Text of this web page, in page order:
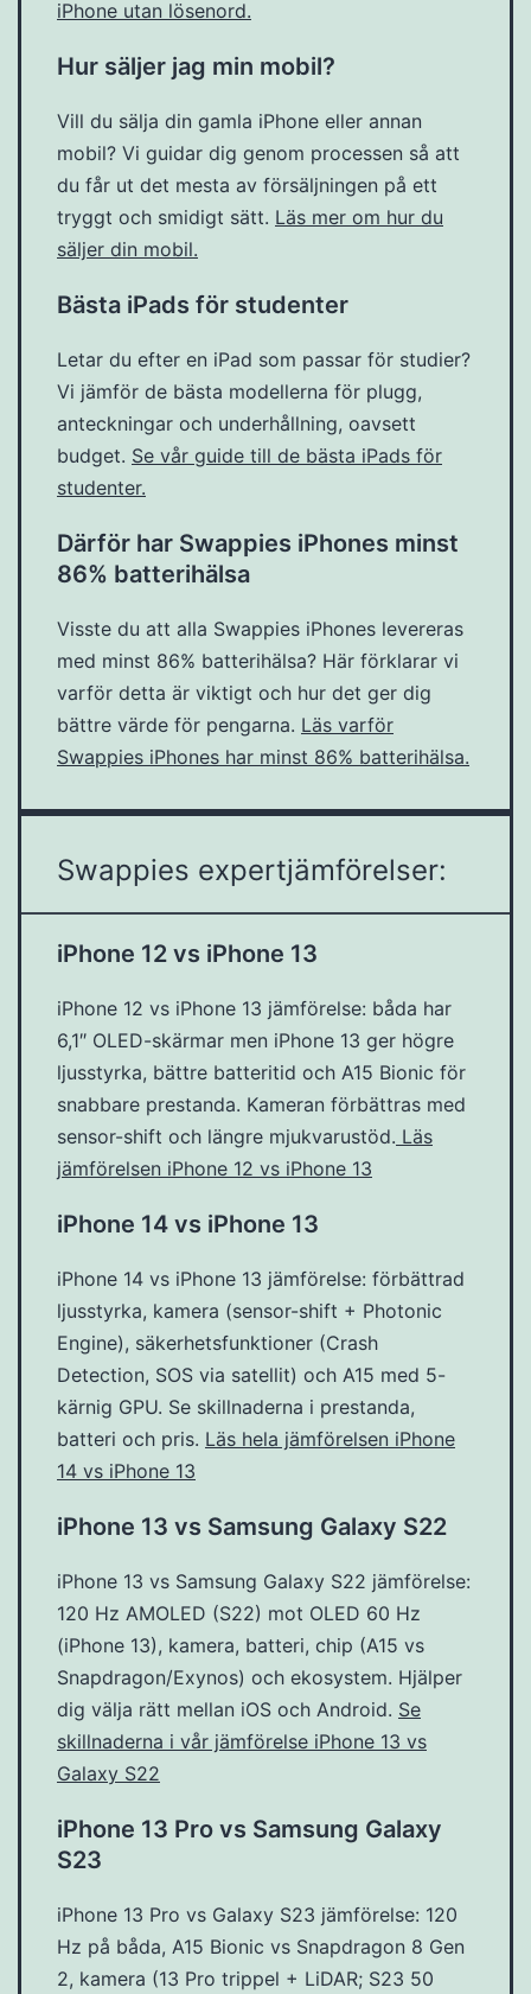
iPhone utan lösenord.
Hur säljer jag min mobil?
Vill du sälja din gamla iPhone eller annan
mobil? Vi guidar dig genom processen så att
du får ut det mesta av försäljningen på ett
tryggt och smidigt sätt. Läs mer om hur du
säljer din mobil.
Bästa iPads för studenter
Letar du efter en iPad som passar för studier?
Vi jämför de bästa modellerna för plugg,
anteckningar och underhållning, oavsett
budget. Se vår guide till de bästa iPads för
studenter.
Därför har Swappies iPhones minst
86% batterihälsa
Visste du att alla Swappies iPhones levereras
med minst 86% batterihälsa? Här förklarar vi
varför detta är viktigt och hur det ger dig
bättre värde för pengarna. Läs varför
Swappies iPhones har minst 86% batterihälsa.
Swappies expertjämförelser:
iPhone 12 vs iPhone 13
iPhone 12 vs iPhone 13 jämförelse: båda har
6,1″ OLED-skärmar men iPhone 13 ger högre
ljusstyrka, bättre batteritid och A15 Bionic för
snabbare prestanda. Kameran förbättras med
sensor-shift och längre mjukvarustöd. Läs
jämförelsen iPhone 12 vs iPhone 13
iPhone 14 vs iPhone 13
iPhone 14 vs iPhone 13 jämförelse: förbättrad
ljusstyrka, kamera (sensor-shift + Photonic
Engine), säkerhetsfunktioner (Crash
Detection, SOS via satellit) och A15 med 5-
kärnig GPU. Se skillnaderna i prestanda,
batteri och pris. Läs hela jämförelsen iPhone
14 vs iPhone 13
iPhone 13 vs Samsung Galaxy S22
iPhone 13 vs Samsung Galaxy S22 jämförelse:
120 Hz AMOLED (S22) mot OLED 60 Hz
(iPhone 13), kamera, batteri, chip (A15 vs
Snapdragon/Exynos) och ekosystem. Hjälper
dig välja rätt mellan iOS och Android. Se
skillnaderna i vår jämförelse iPhone 13 vs
Galaxy S22
iPhone 13 Pro vs Samsung Galaxy
S23
iPhone 13 Pro vs Galaxy S23 jämförelse: 120
Hz på båda, A15 Bionic vs Snapdragon 8 Gen
2, kamera (13 Pro trippel + LiDAR; S23 50